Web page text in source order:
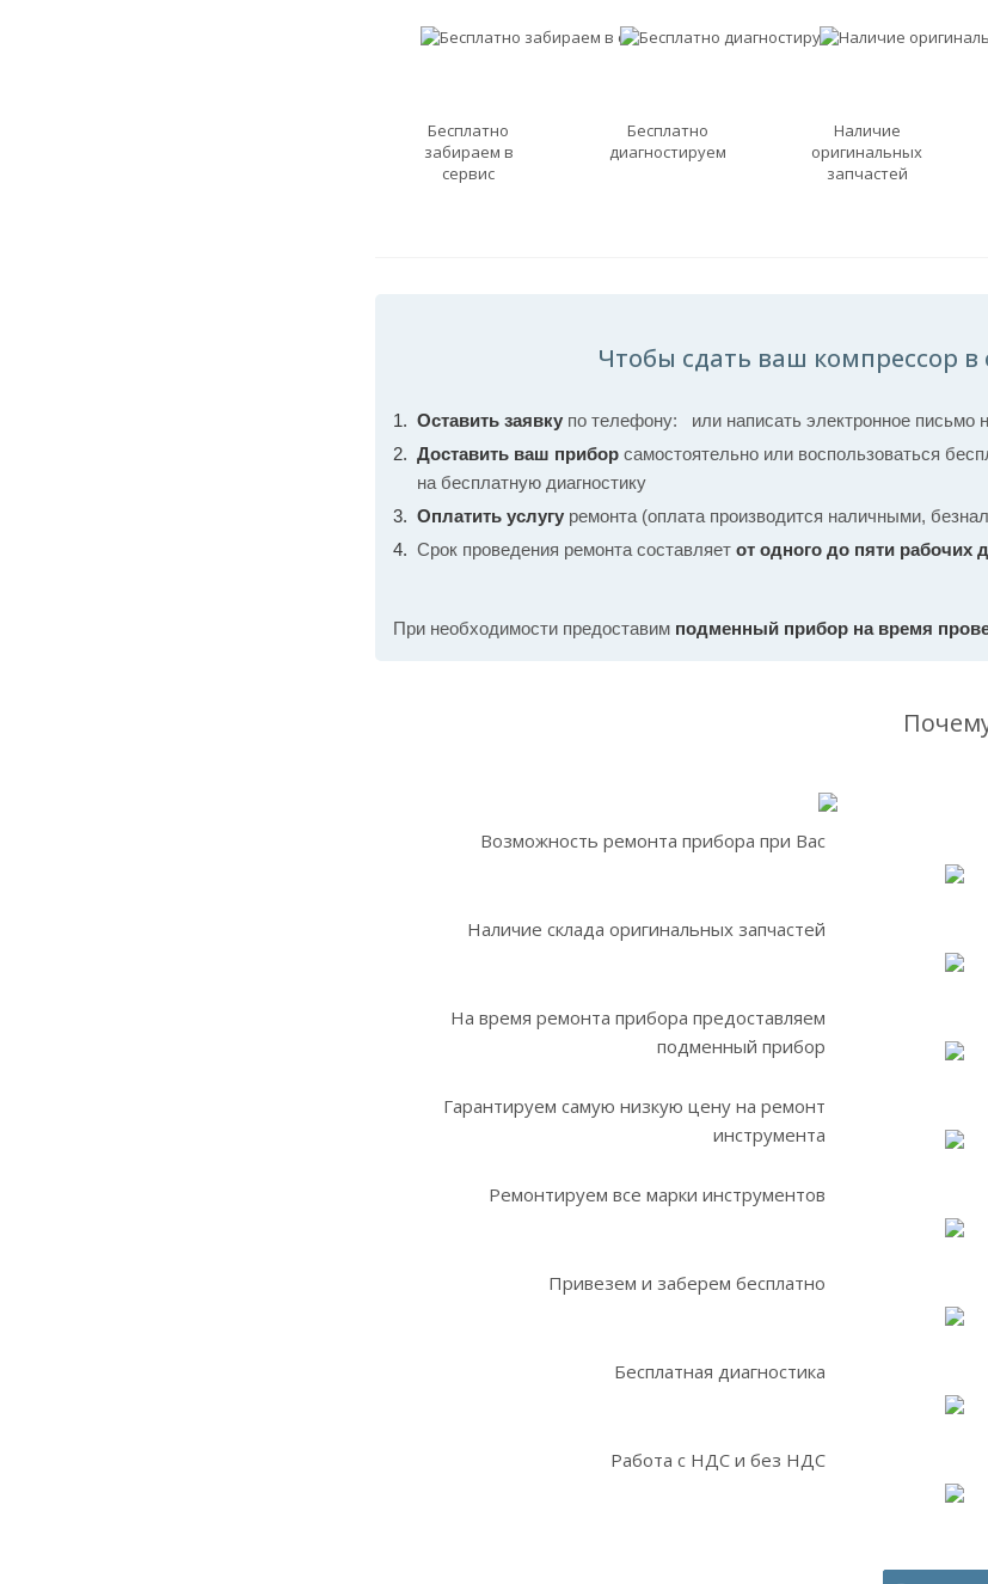
Бесплатно
забираем в
сервис
Бесплатно
диагностируем
Наличие
оригинальных
запчастей
Чтобы сдать ваш компрессор
Оставить заявку по телефону:
или написать электронное письмо
Доставить ваш прибор самостоятельно или воспользоваться
на бесплатную диагностику
Оплатить услугу ремонта (оплата производится наличными,
Срок проведения ремонта составляет от одного до пяти рабочих
При необходимости предоставим подменный прибор на время
Возможность ремонта прибора при Вас
Наличие склада оригинальных запчастей
На время ремонта прибора предоставляем
подменный прибор
Гарантируем самую низкую цену на ремонт
инструмента
Ремонтируем все марки инструментов
Привезем и заберем бесплатно
Бесплатная диагностика
Работа с НДС и без НДС